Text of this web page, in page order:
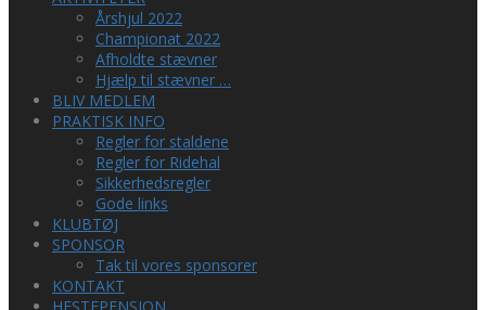
Årshjul 2022
Championat 2022
Afholdte stævner
Hjælp til stævner …
BLIV MEDLEM
PRAKTISK INFO
Regler for staldene
Regler for Ridehal
Sikkerhedsregler
Gode links
KLUBTØJ
SPONSOR
Tak til vores sponsorer
KONTAKT